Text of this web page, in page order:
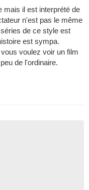
mais il est interprété de
n'est pas le même
de ce style est
est sympa.
voulez voir un film
de l'ordinaire.